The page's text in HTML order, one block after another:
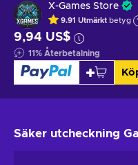
X-Games Store
9.91 Utmärkt betyg
9,94 US$
11% Återbetalning
Säker utcheckning